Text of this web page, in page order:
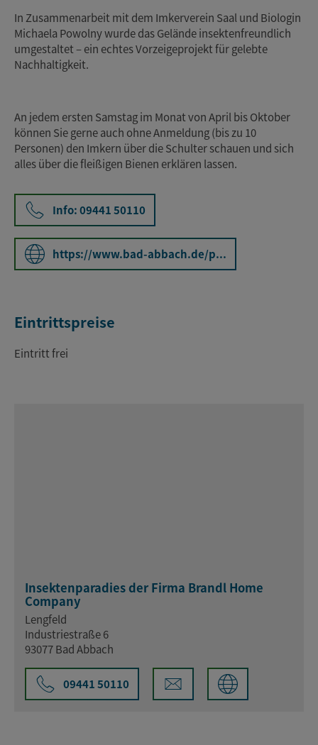
In Zusammenarbeit mit dem Imkerverein Saal und Biologin
Michaela Powolny wurde das Gelände insektenfreundlich
umgestaltet – ein echtes Vorzeigeprojekt für gelebte
Nachhaltigkeit.
An jedem ersten Samstag im Monat von April bis Oktober
können Sie gerne auch ohne Anmeldung (bis zu 10
Personen) den Imkern über die Schulter schauen und sich
alles über die fleißigen Bienen erklären lassen.
Info: 09441 50110
https://www.bad-abbach.de/p...
Eintrittspreise
Eintritt frei
Insektenparadies der Firma Brandl Home
Company
Lengfeld
Industriestraße 6
93077 Bad Abbach
09441 50110